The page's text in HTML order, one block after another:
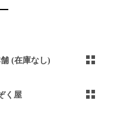
舗 (在庫なし)
く屋